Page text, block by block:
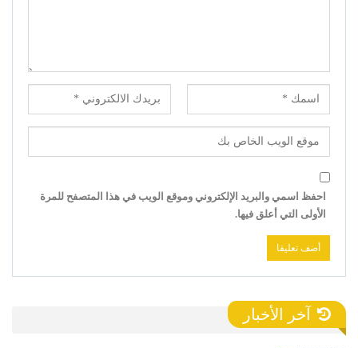
احفظ اسمي والبريد الإلكتروني وموقع الويب في هذا المتصفح للمرة
الأولى التي أعلق فيها.
آخر الأخبار